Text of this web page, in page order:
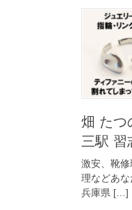
畑 たつ
三駅 習
激安、靴
理などあ
兵庫県 […]